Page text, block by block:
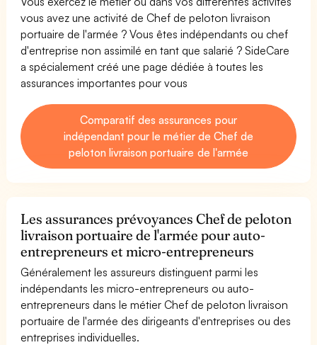
vous avez une activité de Chef de peloton livraison
portuaire de l'armée ? Vous êtes indépendants ou chef
d'entreprise non assimilé en tant que salarié ? SideCare
a spécialement créé une page dédiée à toutes les
assurances importantes pour vous
Comparatif des assurances pour
indépendant pour le métier de Chef de
peloton livraison portuaire de l'armée
Les assurances prévoyances Chef de peloton
livraison portuaire de l'armée pour auto-
entrepreneurs et micro-entrepreneurs
Généralement les assureurs distinguent parmi les
indépendants les micro-entrepreneurs ou auto-
entrepreneurs dans le métier Chef de peloton livraison
portuaire de l'armée des dirigeants d'entreprises ou des
entreprises individuelles.